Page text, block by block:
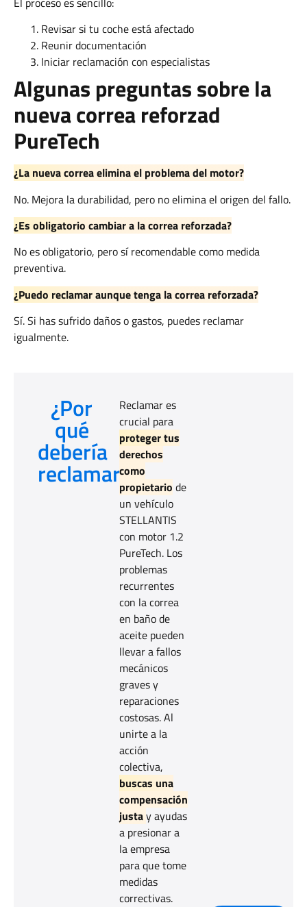
Revisar si tu coche está afectado
Reunir documentación
Iniciar reclamación con especialistas
Algunas preguntas sobre la
nueva correa reforzad
PureTech
¿La nueva correa elimina el problema del motor?
No. Mejora la durabilidad, pero no elimina el origen del fallo.
¿Es obligatorio cambiar a la correa reforzada?
No es obligatorio, pero sí recomendable como medida
preventiva.
¿Puedo reclamar aunque tenga la correa reforzada?
Sí. Si has sufrido daños o gastos, puedes reclamar
igualmente.
¿Por
qué
debería
reclamar?
Reclamar es
crucial para
proteger tus
derechos
como
propietario de
un vehículo
STELLANTIS
con motor 1.2
PureTech. Los
problemas
recurrentes
con la correa
en baño de
aceite pueden
llevar a fallos
mecánicos
graves y
reparaciones
costosas. Al
unirte a la
acción
colectiva,
buscas una
compensación
justay ayudas
a presionar a
la empresa
para que tome
medidas
correctivas.